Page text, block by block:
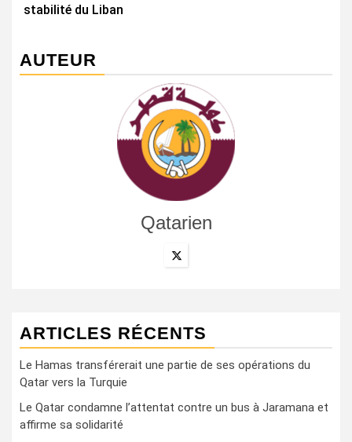
stabilité du Liban
AUTEUR
Qatarien
ARTICLES RÉCENTS
Le Hamas transférerait une partie de ses opérations du
Qatar vers la Turquie
Le Qatar condamne l’attentat contre un bus à Jaramana et
affirme sa solidarité